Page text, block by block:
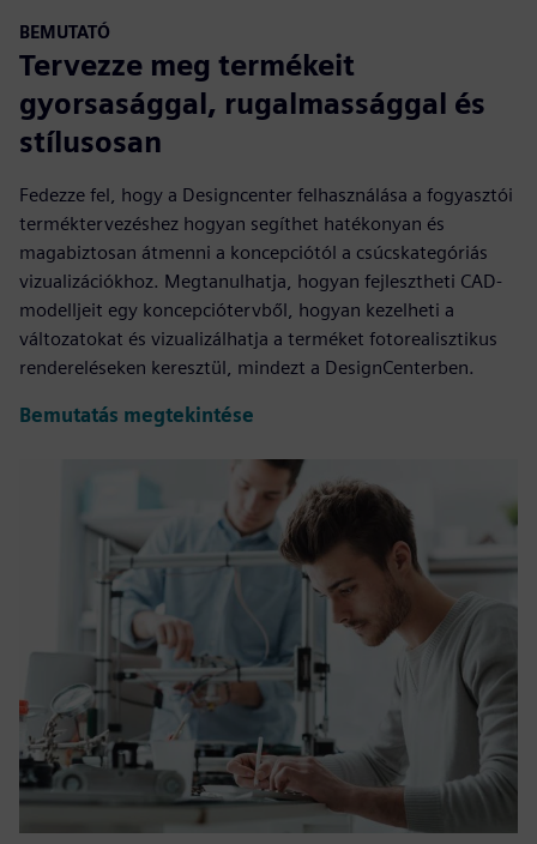
BEMUTATÓ
Tervezze meg termékeit
gyorsasággal, rugalmassággal és
stílusosan
Fedezze fel, hogy a Designcenter felhasználása a fogyasztói
terméktervezéshez hogyan segíthet hatékonyan és
magabiztosan átmenni a koncepciótól a csúcskategóriás
vizualizációkhoz. Megtanulhatja, hogyan fejlesztheti CAD-
modelljeit egy koncepciótervből, hogyan kezelheti a
változatokat és vizualizálhatja a terméket fotorealisztikus
rendereléseken keresztül, mindezt a DesignCenterben.
Bemutatás megtekintése